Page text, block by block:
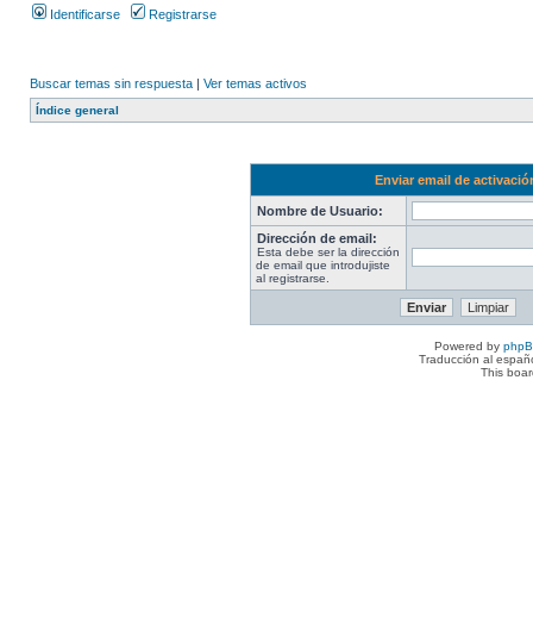
Identificarse Registrarse
Buscar temas sin respuesta | Ver temas activos
Índice general
Enviar email de
Nombre de Usuario:
Dirección de email:
Esta debe ser la dirección
de email que introdujiste
al registrarse.
Powered by
Traducción al
This